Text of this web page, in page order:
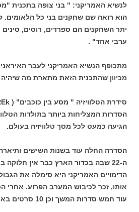
לנשיא האמריקני: " בני צופה בתכנית
הוא רואה שם שחקנים בני כל הלאומים.
יתר השחקנים הם ספרדים, רוסים, סינים
ערבי אחד" .
מתכופף הנשיא האמריקני לעבר האיראני
מכיוון שהתכנית הזאת מתארת מה
הסדרות המצליחות ביותר בתולדות
הגיעה כמעט לכל מסך טלוויזיה בעולם.
הסדרה החלה עוד בשנות השישים
ה-22 שבה בכדור הארץ כבר אין חלוקה
הדימויים האמריקני היא סימלה את
אותו, זכר לכיבוש המערב הפרוע. אחרי
עוד חמש סדרות המשך וכן 10 סרטים באורך מלא.